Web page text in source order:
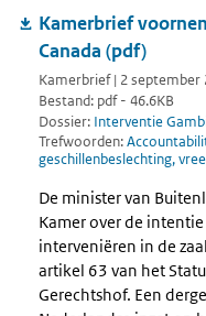
Kamerbrief
Canada (pdf)
Kamerbrief | 2 september
Bestand: pdf - 46.6KB
Dossier: Interventie
Trefwoorden:
geschillenbeslechting,
De minister van
Kamer over de
interveniëren in de
artikel 63 van het
Gerechtshof. Een